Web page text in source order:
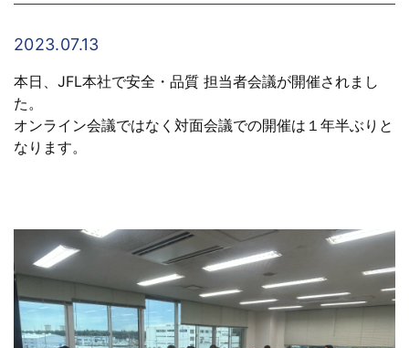
2023.07.13
本日、JFL本社で安全・品質 担当者会議が開催されまし
た。
オンライン会議ではなく対面会議での開催は１年半ぶりと
なります。